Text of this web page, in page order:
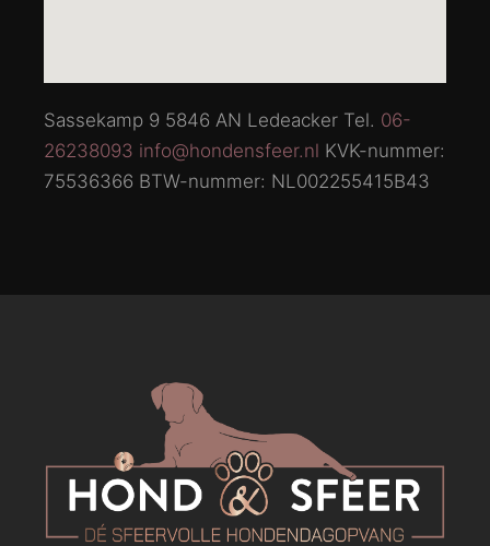
Sassekamp 9 5846 AN Ledeacker Tel. 06-
26238093 info@hondensfeer.nl KVK-nummer:
75536366 BTW-nummer: NL002255415B43